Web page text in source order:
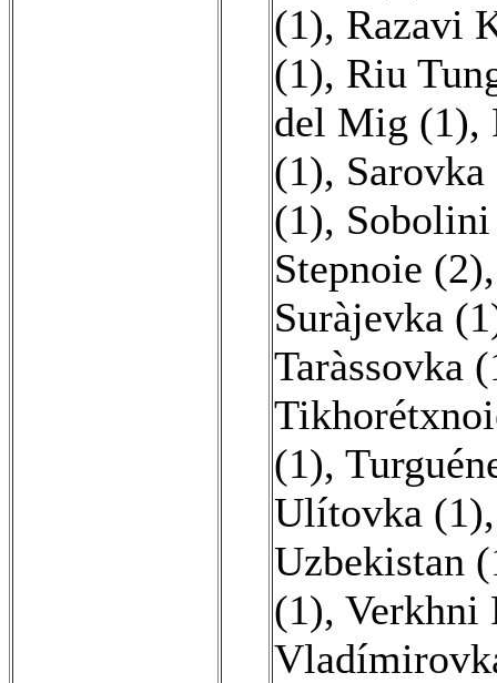
(1), Razavi
(1), Riu
del Mig (1),
(1),
(1),
Stepnoie (2)
Suràjevka
Taràssovka
(1),
Ulítovka (1)
Uzbekistan
(1), Verkhni